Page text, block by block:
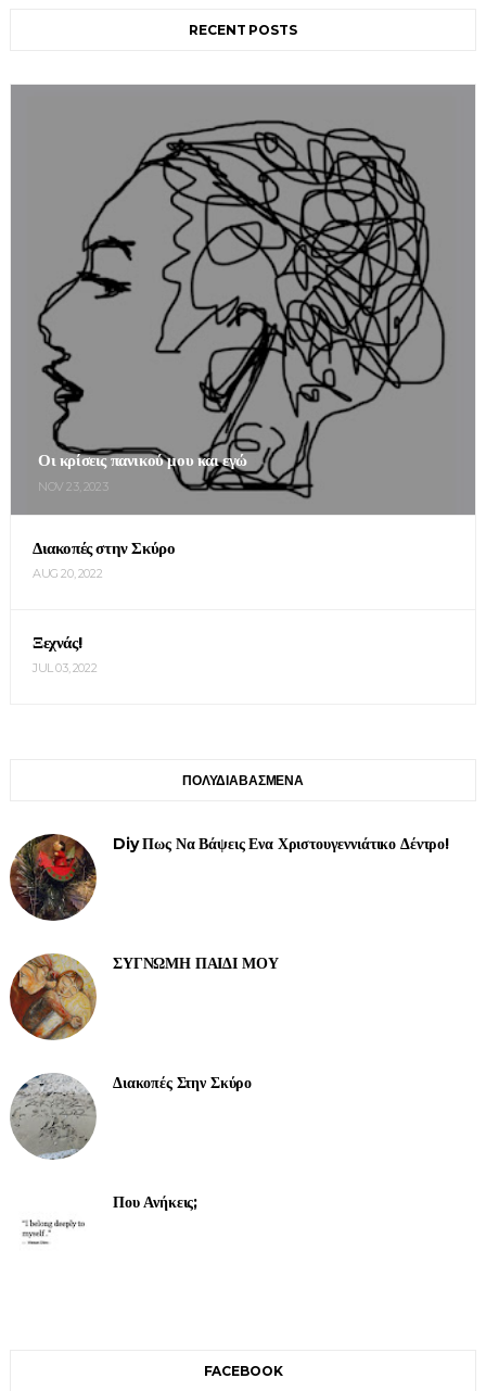
RECENT POSTS
Οι κρίσεις πανικού μου και εγώ
NOV 23, 2023
Διακοπές στην Σκύρο
AUG 20, 2022
Ξεχνάς!
JUL 03, 2022
ΠΟΛΥΔΙΑΒΑΣΜΕΝΑ
Diy Πως Να Βάψεις Ενα Χριστουγεννιάτικο Δέντρο!
ΣΥΓΝΩΜΗ ΠΑΙΔΙ ΜΟΥ
Διακοπές Στην Σκύρο
Που Ανήκεις;
FACEBOOK